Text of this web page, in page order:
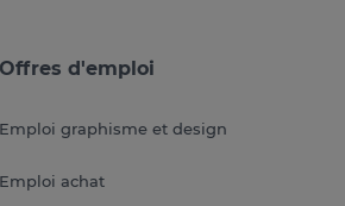
Offres d'emploi
Emploi graphisme et design
Emploi achat